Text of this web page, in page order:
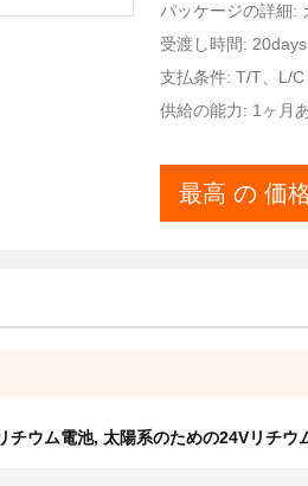
パッケージの詳細:
受渡し時間: 20days
支払条件: T/T、L/C
供給の能力: 1ヶ月
最高 の 価
チウム電池, 太陽系のための24Vリチウ